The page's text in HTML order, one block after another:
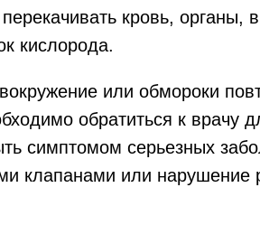
кровь, органы,
кислорода.
или обмороки
обратиться к врачу
симптомом серьезных
клапанами или нарушение